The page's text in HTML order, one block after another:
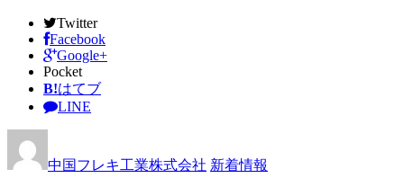
Twitter
Facebook
Google+
Pocket
B!はてブ
LINE
中国フレキ工業株式会社 新着情報